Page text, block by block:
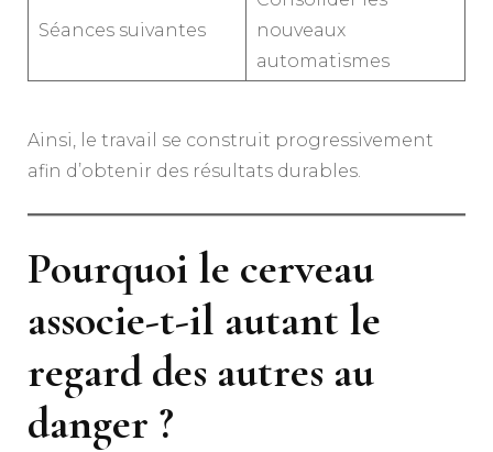
Séances suivantes
nouveaux
automatismes
Ainsi, le travail se construit progressivement
afin d’obtenir des résultats durables.
Pourquoi le cerveau
associe-t-il autant le
regard des autres au
danger ?